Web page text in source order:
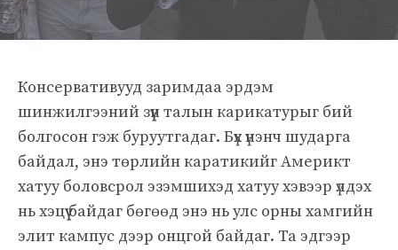
Консервативууд заримдаа эрдэм
шинжилгээний зүүн талын карикатурыг бий
болгосон гэж буруутгадаг. Бүх үнэнч шударга
байдал, энэ төрлийн каратикийг Америкт
хатуу боловсрол эзэмшихэд хатуу хэвээр үлдэх
нь хэцүү байдаг бөгөөд энэ нь улс орны хамгийн
элит кампус дээр онцгой байдаг. Та эдгээр